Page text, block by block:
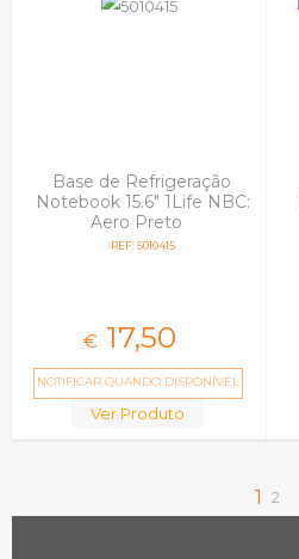
Base de Refrigeração
Notebook 15.6" 1Life NBC:
Aero Preto
REF: 5010415
€ 17,50
NOTIFICAR QUANDO DISPONÍVEL
Ver Produto
1 2